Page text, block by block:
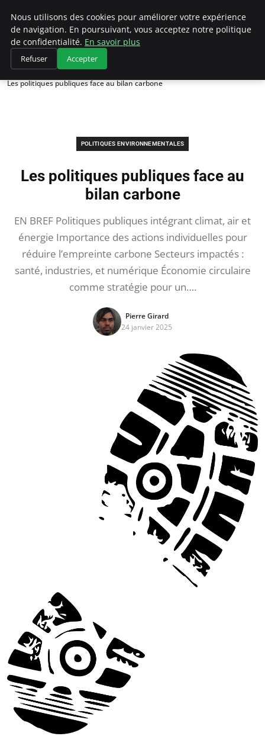
Climategatecountryclub.com
Accueil
Politiques environnementales
Les politiques publiques face au bilan carbone
POLITIQUES ENVIRONNEMENTALES
Les politiques publiques face au
bilan carbone
EN BREF Politiques publiques intégrant climat, air et
énergie Importance des actions individuelles pour
réduire l’empreinte carbone Secteurs impactés :
santé, industries, et numérique Économie circulaire
comme stratégie pour un….
Pierre Girard
24 janvier 2025
Nous utilisons des cookies pour améliorer votre expérience
de navigation. En poursuivant, vous acceptez notre politique
de confidentialité. En savoir plus
Refuser Accepter